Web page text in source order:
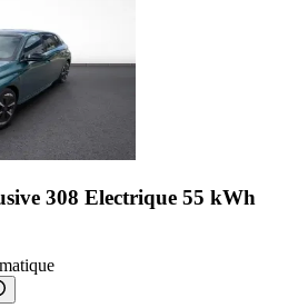
308 Electrique 55 kWh